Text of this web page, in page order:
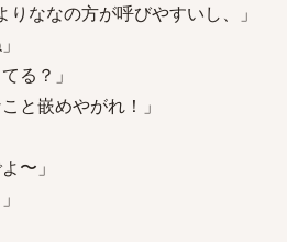
りななの方が呼びやすいし、」
る？」
と嵌めやがれ！」
〜」